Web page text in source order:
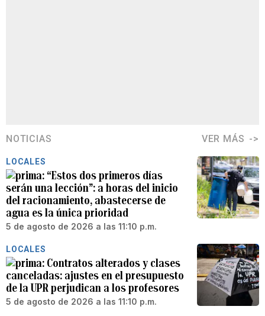
NOTICIAS VER MÁS
LOCALES
“Estos dos primeros días
serán una lección”: a horas del inicio
del racionamiento, abastecerse de
agua es la única prioridad
5 de agosto de 2026 a las 11:10 p.m.
LOCALES
Contratos alterados y clases
canceladas: ajustes en el presupuesto
de la UPR perjudican a los profesores
5 de agosto de 2026 a las 11:10 p.m.